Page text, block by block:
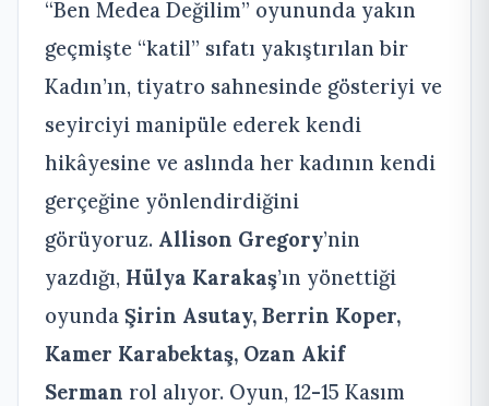
“Ben Medea Değilim” oyununda yakın
geçmişte “katil” sıfatı yakıştırılan bir
Kadın’ın, tiyatro sahnesinde gösteriyi ve
seyirciyi manipüle ederek kendi
hikâyesine ve aslında her kadının kendi
gerçeğine yönlendirdiğini
görüyoruz. Allison Gregory’nin
yazdığı, Hülya Karakaş’ın yönettiği
oyunda Şirin Asutay, Berrin Koper,
Kamer Karabektaş, Ozan Akif
Serman rol alıyor. Oyun, 12-15 Kasım